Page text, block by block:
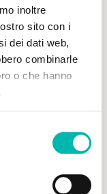
inoltre
sito con i
dei dati web,
combinarle
o che hanno